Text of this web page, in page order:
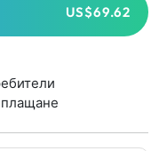
US$69.62